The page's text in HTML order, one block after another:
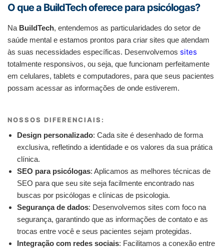
O que a BuildTech oferece para psicólogas?
Na BuildTech, entendemos as particularidades do setor de
saúde mental e estamos prontos para criar sites que atendam
às suas necessidades específicas. Desenvolvemos sites
totalmente responsivos, ou seja, que funcionam perfeitamente
em celulares, tablets e computadores, para que seus pacientes
possam acessar as informações de onde estiverem.
NOSSOS DIFERENCIAIS:
Design personalizado: Cada site é desenhado de forma
exclusiva, refletindo a identidade e os valores da sua prática
clínica.
SEO para psicólogas: Aplicamos as melhores técnicas de
SEO para que seu site seja facilmente encontrado nas
buscas por psicólogas e clínicas de psicologia.
Segurança de dados: Desenvolvemos sites com foco na
segurança, garantindo que as informações de contato e as
trocas entre você e seus pacientes sejam protegidas.
Integração com redes sociais: Facilitamos a conexão entre